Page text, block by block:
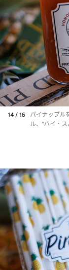
14 / 16
パイナップル
ル、“ハイ・ス